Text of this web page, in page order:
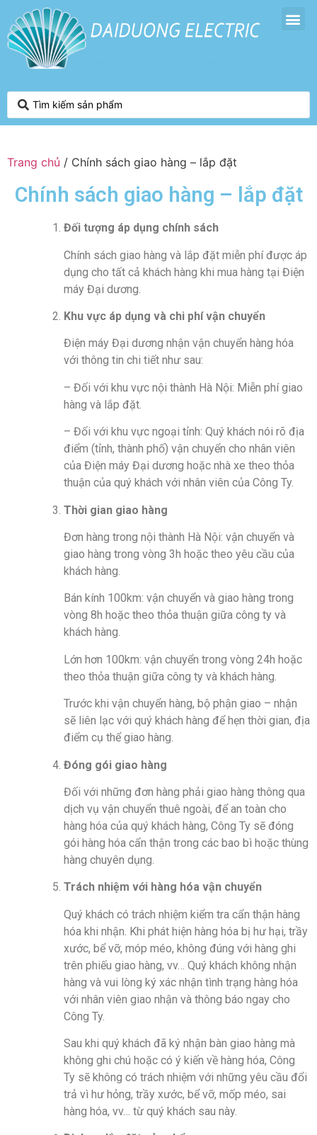
Trang chủ / Chính sách giao hàng – lắp đặt
Chính sách giao hàng – lắp đặt
Đối tượng áp dụng chính sách
Chính sách giao hàng và lắp đặt miễn phí được áp
dụng cho tất cả khách hàng khi mua hàng tại Điện
máy Đại dương.
Khu vực áp dụng và chi phí vận chuyển
Điện máy Đại dương nhận vận chuyển hàng hóa
với thông tin chi tiết như sau:
– Đối với khu vực nội thành Hà Nội: Miễn phí giao
hàng và lắp đặt.
– Đối với khu vực ngoại tỉnh: Quý khách nói rõ địa
điểm (tỉnh, thành phố) vận chuyển cho nhân viên
của Điện máy Đại dương hoặc nhà xe theo thỏa
thuận của quý khách với nhân viên của Công Ty.
Thời gian giao hàng
Đơn hàng trong nội thành Hà Nội: vận chuyển và
giao hàng trong vòng 3h hoặc theo yêu cầu của
khách hàng.
Bán kính 100km: vận chuyển và giao hàng trong
vòng 8h hoặc theo thỏa thuận giữa công ty và
khách hàng.
Lớn hơn 100km: vận chuyển trong vòng 24h hoặc
theo thỏa thuận giữa công ty và khách hàng.
Trước khi vận chuyển hàng, bộ phận giao – nhận
sẽ liên lạc với quý khách hàng để hẹn thời gian, địa
điểm cụ thể giao hàng.
Đóng gói giao hàng
Đối với những đơn hàng phải giao hàng thông qua
dịch vụ vận chuyển thuê ngoài, để an toàn cho
hàng hóa của quý khách hàng, Công Ty sẽ đóng
gói hàng hóa cẩn thận trong các bao bì hoặc thùng
hàng chuyên dụng.
Trách nhiệm với hàng hóa vận chuyển
Quý khách có trách nhiệm kiểm tra cẩn thận hàng
hóa khi nhận. Khi phát hiện hàng hóa bị hư hại, trầy
xước, bể vỡ, móp méo, không đúng với hàng ghi
trên phiếu giao hàng, vv… Quý khách không nhận
hàng và vui lòng ký xác nhận tình trạng hàng hóa
với nhân viên giao nhận và thông báo ngay cho
Công Ty.
Sau khi quý khách đã ký nhận bàn giao hàng mà
không ghi chú hoặc có ý kiến về hàng hóa, Công
Ty sẽ không có trách nhiệm với những yêu cầu đổi
trả vì hư hỏng, trầy xước, bể vỡ, mốp méo, sai
hàng hóa, vv… từ quý khách sau này.